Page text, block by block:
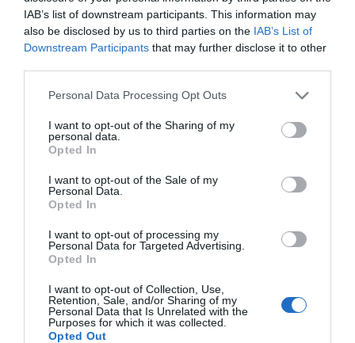
IAB’s list of downstream participants. This information may
also be disclosed by us to third parties on the IAB’s List of
Downstream Participants that may further disclose it to other
Personal Data Processing Opt Outs
I want to opt-out of the Sharing of my
personal data.
Opted In
I want to opt-out of the Sale of my
Personal Data.
Opted In
I want to opt-out of processing my
Personal Data for Targeted Advertising.
Opted In
I want to opt-out of Collection, Use,
Retention, Sale, and/or Sharing of my
Personal Data that Is Unrelated with the
Purposes for which it was collected.
Opted Out
Τήλος: Κυρία μου αυτό το νησί δεν κάνει για εσάς απάντησε η
δήμαρχος, σε γυναίκα που διαμαρτυρήθηκε για την διάσωση
μεταναστών.
Οι κατηγορίες αυτοκινήτων που θα αγωνιστούν στο ΕΚΟ
ΣΧΕΤΙΚΈΣ ΑΝΑΡΤΉΣΕΙΣ